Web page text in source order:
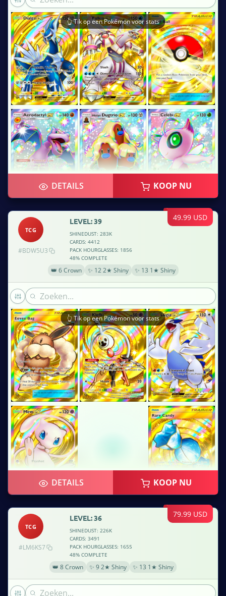
👆 Tik op een Pokémon voor stats
DETAILS KOOP NU
49.99 USD
TCG
#BDW5U3
LEVEL: 39
SHINEDUST: 283K
CARDS: 4412
PACK HOURGLASSES: 1856
48% COMPLETE
👑 6 Crown ✨ 12 2★ Shiny ✨ 13 1★ Shiny
👆 Tik op een Pokémon voor stats
DETAILS KOOP NU
79.99 USD
TCG
#LM6KS7
LEVEL: 36
SHINEDUST: 226K
CARDS: 3491
PACK HOURGLASSES: 1655
48% COMPLETE
👑 8 Crown ✨ 9 2★ Shiny ✨ 13 1★ Shiny